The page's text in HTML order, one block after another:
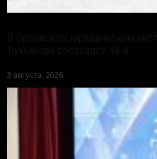
3 августа, 2026